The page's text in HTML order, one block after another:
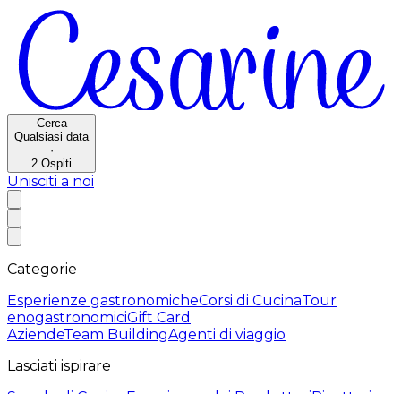
Cerca
Qualsiasi data
·
2 Ospiti
Unisciti a noi
Categorie
Esperienze gastronomicheCorsi di CucinaTour
enogastronomiciGift Card
AziendeTeam BuildingAgenti di viaggio
Lasciati ispirare